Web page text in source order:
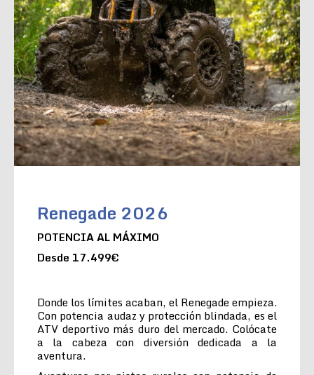
Renegade 2026
POTENCIA AL MÁXIMO
Desde 17.499€
Donde los límites acaban, el Renegade empieza.
Con potencia audaz y protección blindada, es el
ATV deportivo más duro del mercado. Colócate
a la cabeza con diversión dedicada a la
aventura.